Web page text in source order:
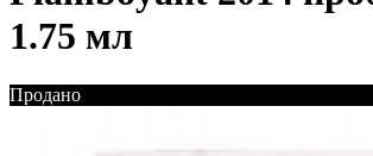
1.75 мл
Продано